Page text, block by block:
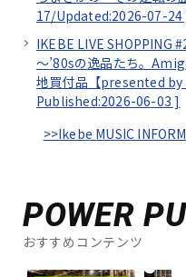
17/Updated:2026-07-24
IKEBE LIVE SHOPPING
～’80sの逸品たち。
地買付品【presented by
Published:2026-06-03 ]
>>Ikebe MUSIC
POWER
おすすめコンテンツ